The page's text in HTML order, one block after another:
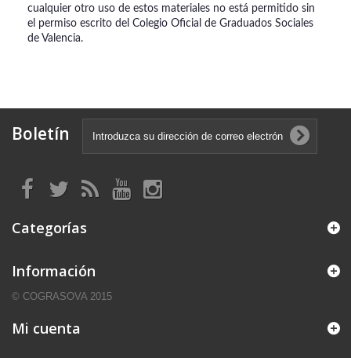
cualquier otro uso de estos materiales no está permitido sin
el permiso escrito del Colegio Oficial de Graduados Sociales
de Valencia.
Boletín
Categorías
Información
© COGRASOVA 2015
Mi cuenta